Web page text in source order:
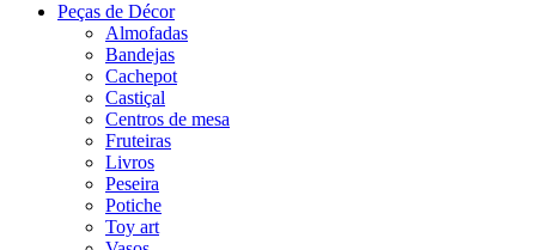
Peças de Décor
Almofadas
Bandejas
Cachepot
Castiçal
Centros de mesa
Fruteiras
Livros
Peseira
Potiche
Toy art